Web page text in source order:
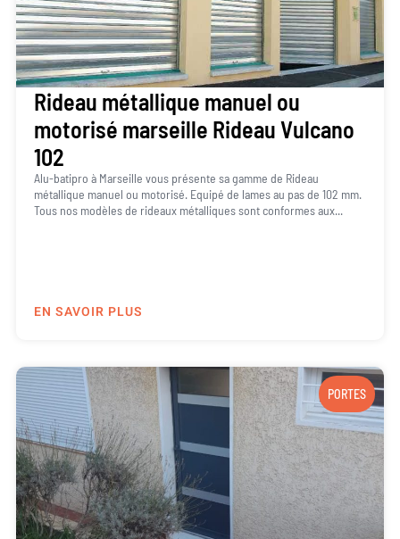
Rideau métallique manuel ou
motorisé marseille Rideau Vulcano
102
Alu-batipro à Marseille vous présente sa gamme de Rideau
métallique manuel ou motorisé. Equipé de lames au pas de 102 mm.
Tous nos modèles de rideaux métalliques sont conformes aux...
EN SAVOIR PLUS
PORTES